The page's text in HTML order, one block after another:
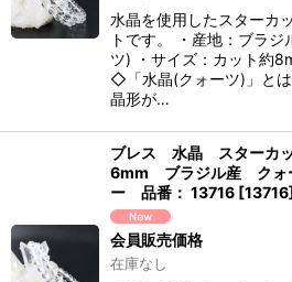
水晶を使用したスターカ
トです。 ・産地：ブラ
ツ) ・サイズ：カット約
◇「水晶(クォーツ)」と
晶形が…
ブレス 水晶 スターカ
6mm ブラジル産 ク
ー 品番： 13716 [13716
会員販売価格
在庫なし